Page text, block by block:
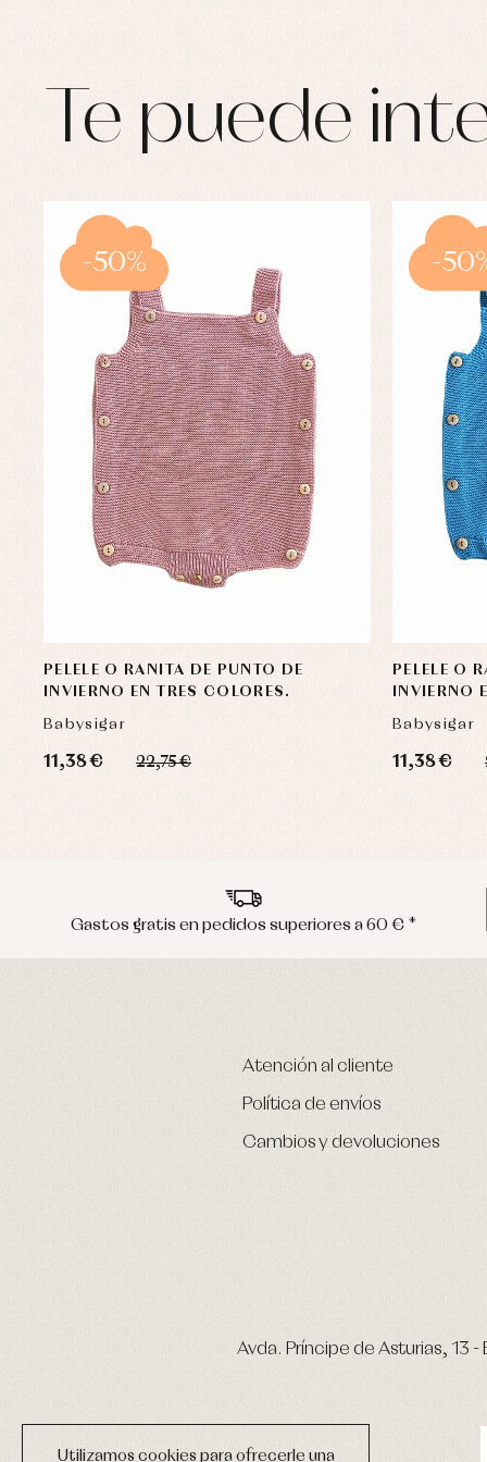
Utilizamos cookies para ofrecerle una
Te puede
PELELE O RANITA DE PUNTO DE
INVIERNO EN TRES COLORES.
Babysigar
11,38 € 22,75 €
-50%
PELELE O
INVIERNO
Babysigar
11,38 €
-
Gastos gratis en pedidos superiores a 60 € *
Atención al cliente
Política de envíos
Cambios y devoluciones
Avda. Príncipe de Asturias, 13 -